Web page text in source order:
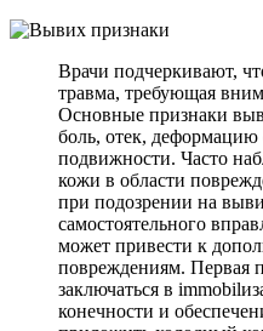
Врачи подчеркивают,
травма, требующая
Основные признаки
боль, отек, деформацию
подвижности. Часто
кожи в области
при подозрении на
самостоятельного
может привести к
повреждениям. Первая
заключаться в
конечности и